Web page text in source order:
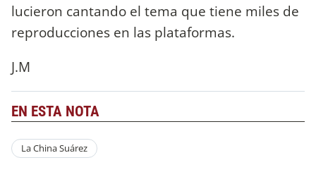
lucieron cantando el tema que tiene miles de
reproducciones en las plataformas.
J.M
EN ESTA NOTA
La China Suárez